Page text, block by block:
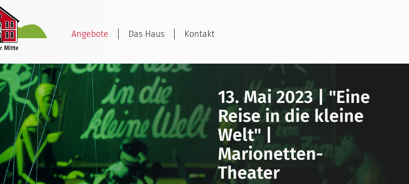
Angebote Das Haus Kontakt
13. Mai 2023 | "Eine
Reise in die kleine
Welt" |
Marionetten-
Theater